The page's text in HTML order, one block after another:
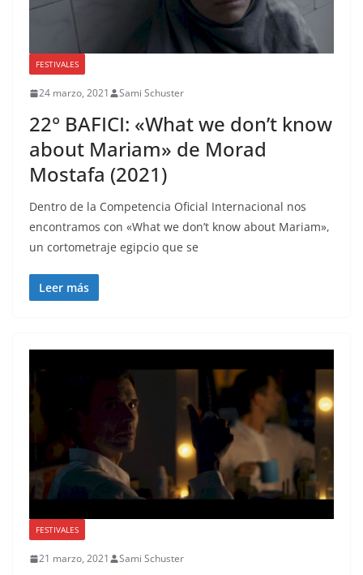
FESTIVALES
24 marzo, 2021 Sami Schuster
22° BAFICI: «What we don’t know
about Mariam» de Morad
Mostafa (2021)
Dentro de la Competencia Oficial Internacional nos
encontramos con «What we don’t know about Mariam»,
un cortometraje egipcio que se
Leer más
FESTIVALES
21 marzo, 2021 Sami Schuster